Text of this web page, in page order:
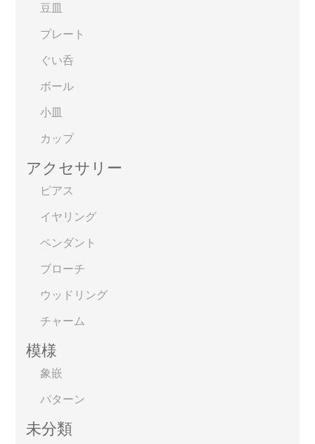
豆皿
プレート
ぐい呑
ボール
小皿
カップ
アクセサリー
ピアス
イヤリング
ペンダント
ブローチ
ウッドリング
チャーム
模様
象嵌
パターン
未分類